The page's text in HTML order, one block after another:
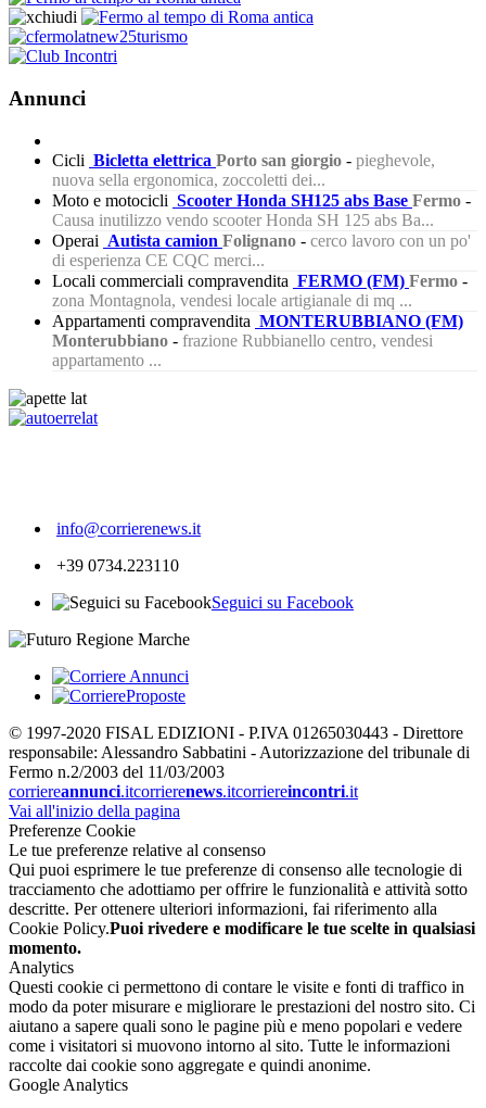
Annunci
Cicli Bicletta elettrica Porto san giorgio - pieghevole,
nuova sella ergonomica, zoccoletti dei...
Moto e motocicli Scooter Honda SH125 abs Base Fermo -
Causa inutilizzo vendo scooter Honda SH 125 abs Ba...
Operai Autista camion Folignano - cerco lavoro con un po'
di esperienza CE CQC merci...
Locali commerciali compravendita FERMO (FM) Fermo -
zona Montagnola, vendesi locale artigianale di mq ...
Appartamenti compravendita MONTERUBBIANO (FM)
Monterubbiano - frazione Rubbianello centro, vendesi
appartamento ...
info@corrierenews.it
+39 0734.223110
Seguici su Facebook
© 1997-2020 FISAL EDIZIONI - P.IVA 01265030443 - Direttore
responsabile: Alessandro Sabbatini - Autorizzazione del tribunale di
Fermo n.2/2003 del 11/03/2003
corriereannunci.itcorrierenews.itcorriereincontri.it
Vai all'inizio della pagina
Preferenze Cookie
Le tue preferenze relative al consenso
Qui puoi esprimere le tue preferenze di consenso alle tecnologie di
tracciamento che adottiamo per offrire le funzionalità e attività sotto
descritte. Per ottenere ulteriori informazioni, fai riferimento alla
Cookie Policy.Puoi rivedere e modificare le tue scelte in qualsiasi
momento.
Analytics
Questi cookie ci permettono di contare le visite e fonti di traffico in
modo da poter misurare e migliorare le prestazioni del nostro sito. Ci
aiutano a sapere quali sono le pagine più e meno popolari e vedere
come i visitatori si muovono intorno al sito. Tutte le informazioni
raccolte dai cookie sono aggregate e quindi anonime.
Google Analytics